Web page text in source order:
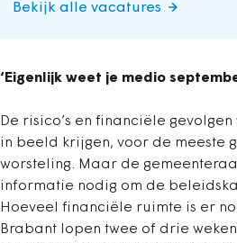
Bekijk alle vacatures
‘Eigenlijk weet je medio
De risico’s en financiële
in beeld krijgen, voor de meeste
worsteling. Maar de
informatie nodig om de
Hoeveel financiële ruimte is er
Brabant lopen twee of drie